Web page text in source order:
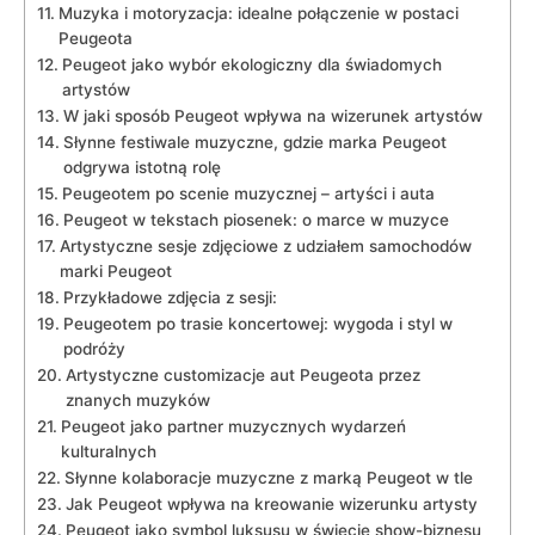
Muzyka i motoryzacja: idealne połączenie w postaci
Peugeota
Peugeot ‍jako wybór ekologiczny dla świadomych
artystów
W jaki ⁣sposób Peugeot wpływa na wizerunek artystów
Słynne festiwale⁢ muzyczne, gdzie marka ⁢Peugeot
odgrywa istotną⁢ rolę
Peugeotem po scenie muzycznej⁢ – artyści i auta
Peugeot w tekstach piosenek: o marce w muzyce
Artystyczne ​sesje zdjęciowe z udziałem ⁤samochodów
marki Peugeot
Przykładowe zdjęcia z sesji:
Peugeotem po trasie ⁤koncertowej: ‌wygoda‍ i styl w​
podróży
Artystyczne customizacje aut Peugeota przez
⁤znanych muzyków
Peugeot ⁤jako partner muzycznych wydarzeń
kulturalnych
Słynne⁣ kolaboracje muzyczne z marką Peugeot w tle
Jak Peugeot ⁢wpływa na kreowanie wizerunku artysty
Peugeot jako symbol luksusu w świecie show-biznesu